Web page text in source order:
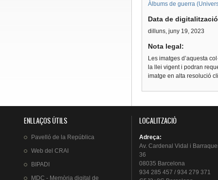
Àlbums de guerra
Data de
dilluns, juny 19, 2023
Nota legal:
Les imatges d’aquesta
la llei vigent i podran
imatge en alta resolució
ENLLAÇOS ÚTILS
Pavelló de la República
Web del CRAI
BIPADI
MDC - Memòria digital de
LOCALITZACIÓ
Adreça:
Av. Cardenal Vidal i
36
08035 Barcelona
934 285 457 / 934 279 371